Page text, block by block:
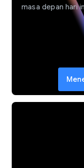
masa depan hari